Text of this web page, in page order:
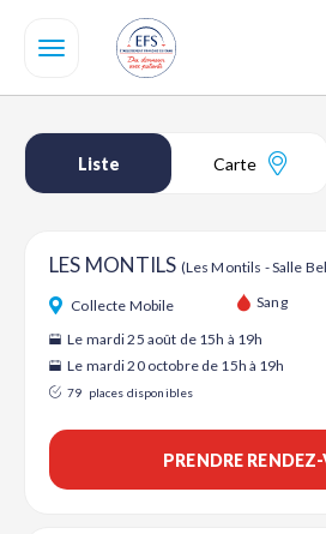
contenu
Liste Carte
LES MONTILS (Les Montils - Salle
Collecte Mobile Sang
Le mardi 25 août de 15h à 19h
Le mardi 20 octobre de 15h à 19h
79 places disponibles
PRENDRE